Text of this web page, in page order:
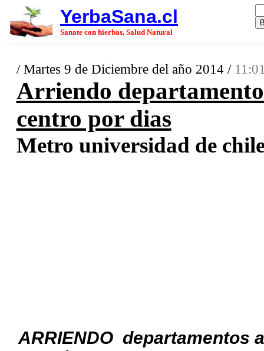
YerbaSana.cl
Sanate con hierbas, Salud Natural
/ Martes 9 de Diciembre del año 2014 /
Arriendo
centro por dias
Metro universidad de
ARRIENDO departamentos